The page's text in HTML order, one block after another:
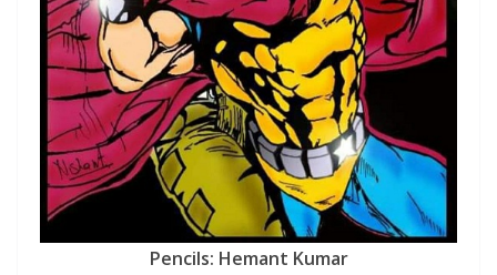
Pencils: Hemant Kumar